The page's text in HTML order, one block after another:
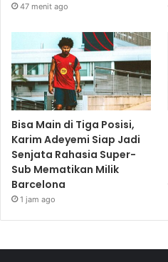
47 menit ago
Bisa Main di Tiga Posisi,
Karim Adeyemi Siap Jadi
Senjata Rahasia Super-
Sub Mematikan Milik
Barcelona
1 jam ago